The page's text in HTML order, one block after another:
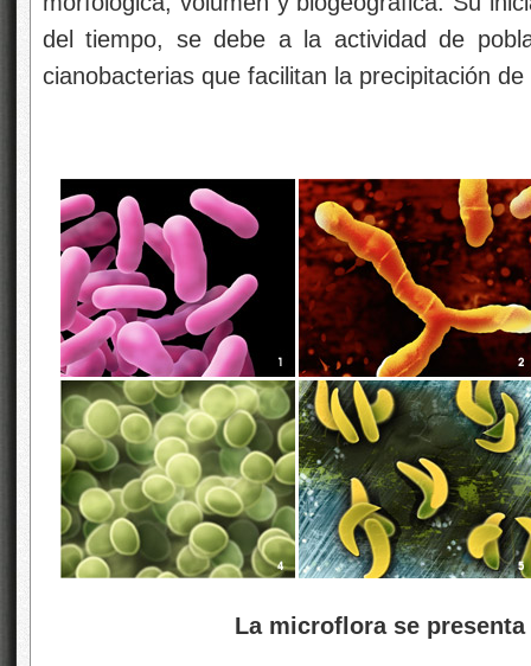
del tiempo, se debe a la actividad de
cianobacterias que facilitan la precipitación
La microflora se presenta